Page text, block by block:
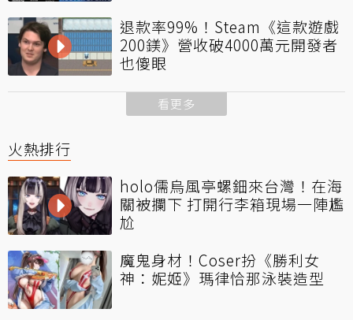
退款率99%！Steam《這款遊戲
200鎂》營收破4000萬元開發者
也傻眼
看更多
火熱排行
holo儒烏風亭螺鈿來台灣！在海
關被攔下 打開行李箱現場一陣尷
尬
魔鬼身材！Coser扮《勝利女
神：妮姬》瑪律恰那泳裝造型